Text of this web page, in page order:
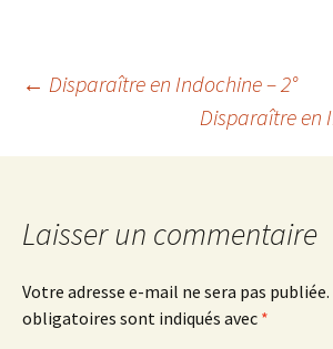
Navigation
des
articles
← Disparaître en Indochine – 2°
Disparaître en
Laisser un commentaire
Votre adresse e-mail ne sera pas publiée.
obligatoires sont indiqués avec *